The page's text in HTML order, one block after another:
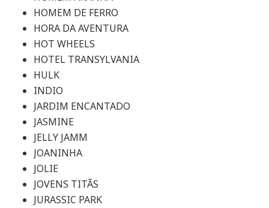
HOMEM DE FERRO
HORA DA AVENTURA
HOT WHEELS
HOTEL TRANSYLVANIA
HULK
INDIO
JARDIM ENCANTADO
JASMINE
JELLY JAMM
JOANINHA
JOLIE
JOVENS TITÃS
JURASSIC PARK